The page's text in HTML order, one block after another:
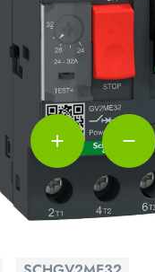
add remove